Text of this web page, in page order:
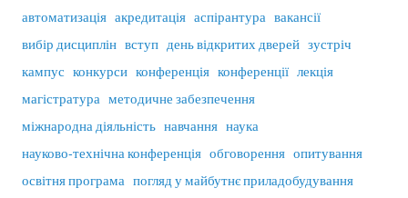
автоматизація акредитація аспірантура вакансії
вибір дисциплін вступ день відкритих дверей зустріч
кампус конкурси конференція конференції лекція
магістратура методичне забезпечення
міжнародна діяльність навчання наука
науково-технічна конференція обговорення опитування
освітня програма погляд у майбутнє приладобудування